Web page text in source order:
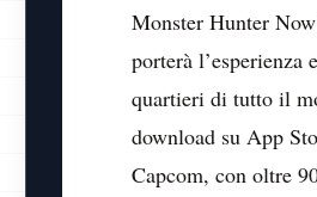
Monster Hunter
porterà
quartieri di tutto il
download su App
Capcom, con oltre